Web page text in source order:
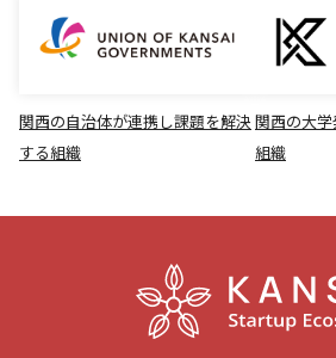
関西の自治体が連携し課題を解決
する組織
関西の大
組織